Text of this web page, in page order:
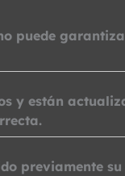
puede
y están
previamente